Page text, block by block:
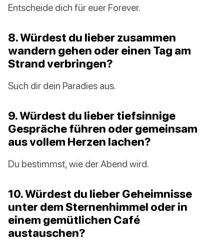
Entscheide dich für euer Forever.
8. Würdest du lieber zusammen
wandern gehen oder einen Tag am
Strand verbringen?
Such dir dein Paradies aus.
9. Würdest du lieber tiefsinnige
Gespräche führen oder gemeinsam
aus vollem Herzen lachen?
Du bestimmst, wie der Abend wird.
10. Würdest du lieber Geheimnisse
unter dem Sternenhimmel oder in
einem gemütlichen Café
austauschen?